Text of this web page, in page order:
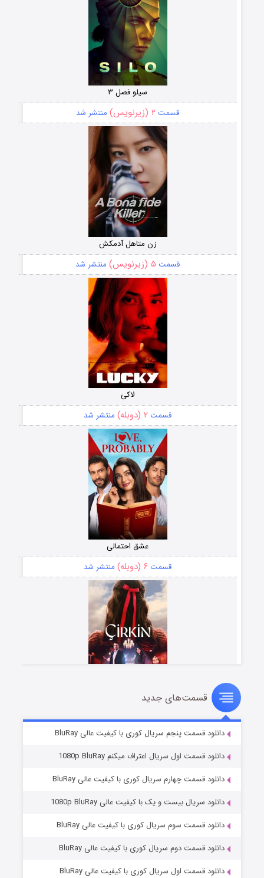
سیلو فصل ۳
قسمت ۲ (زیرنویس) منتشر شد
زن متاهل آدمکش
قسمت ۵ (زیرنویس) منتشر شد
لاکی
قسمت ۲ (دوبله) منتشر شد
عشق احتمالی
قسمت ۶ (دوبله) منتشر شد
سریال زشت
قسمت۵ (زیرنویس) منتشر شد
وستی ها
قسمت۱ (زیرنویس) منتشر شد
قسمت‌های جدید
دانلود قسمت پنجم سریال کوری با کیفیت عالی BluRay
دانلود قسمت اول سریال اعتراف میکنم 1080p BluRay
دانلود قسمت چهارم سریال کوری با کیفیت عالی BluRay
دانلود سریال بیست و یک با کیفیت عالی 1080p BluRay
دانلود قسمت سوم سریال کوری با کیفیت عالی BluRay
دانلود قسمت دوم سریال کوری با کیفیت عالی BluRay
دانلود قسمت اول سریال کوری با کیفیت عالی BluRay